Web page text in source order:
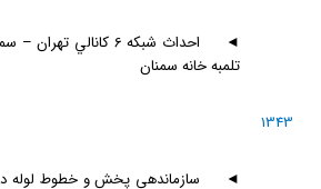
◄
احداث شبكه 6 كانالي
تلمبه خانه سمنان
1343
◄ سازماندهي پخش و خطوط لوله